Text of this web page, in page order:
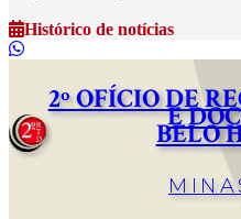
Histórico de notícias
2º OFÍCIO DE
E
BELO